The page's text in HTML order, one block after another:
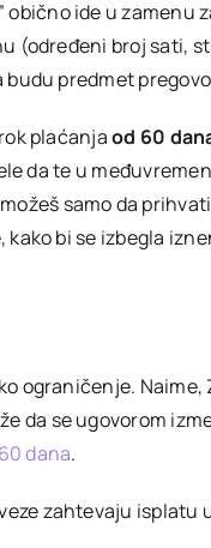
obično ide u zamenu
(određeni broj sati,
budu predmet
plaćanjaod 60
da te u
samo da
bi se izbegla
ograničenje. Naime,
da se ugovorom
dana.
zahtevaju isplatu